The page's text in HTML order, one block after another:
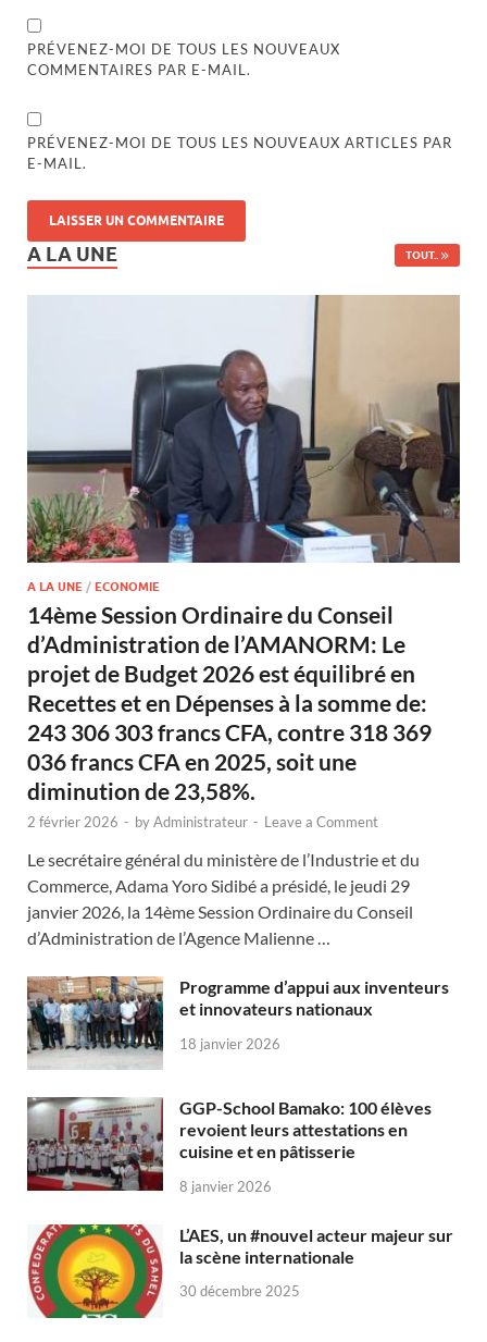
PRÉVENEZ-MOI DE TOUS LES NOUVEAUX
COMMENTAIRES PAR E-MAIL.
PRÉVENEZ-MOI DE TOUS LES NOUVEAUX ARTICLES PAR
E-MAIL.
A LA UNE TOUT..
A LA UNE / ECONOMIE
14ème Session Ordinaire du Conseil
d’Administration de l’AMANORM: Le
projet de Budget 2026 est équilibré en
Recettes et en Dépenses à la somme de:
243 306 303 francs CFA, contre 318 369
036 francs CFA en 2025, soit une
diminution de 23,58%.
2 février 2026 - byAdministrateur - Leave a Comment
Le secrétaire général du ministère de l’Industrie et du
Commerce, Adama Yoro Sidibé a présidé, le jeudi 29
janvier 2026, la 14ème Session Ordinaire du Conseil
d’Administration de l’Agence Malienne …
Programme d’appui aux inventeurs
et innovateurs nationaux
18 janvier 2026
GGP-School Bamako: 100 élèves
revoient leurs attestations en
cuisine et en pâtisserie
8 janvier 2026
L’AES, un #nouvel acteur majeur sur
la scène internationale
30 décembre 2025